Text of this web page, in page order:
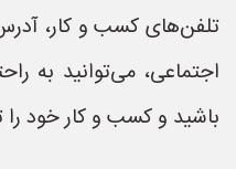
تلفن‌های کسب و کار،
اجتماعی، می‌توانید به
باشید و کسب و کار خود